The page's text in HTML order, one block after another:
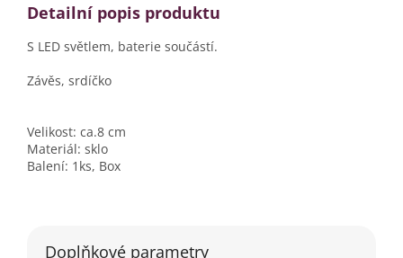
Detailní popis produktu
S LED světlem, baterie součástí.
Závěs, srdíčko
Velikost: ca.8 cm
Materiál: sklo
Balení: 1ks, Box
Doplňkové parametry